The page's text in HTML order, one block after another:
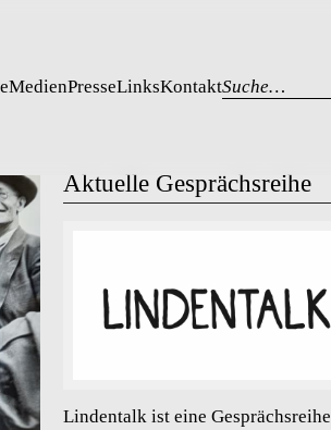
MedienPresseLinksKontaktSuche…
Aktuelle Gesprächsreihe
Lindentalk ist eine Gesprächsreihe